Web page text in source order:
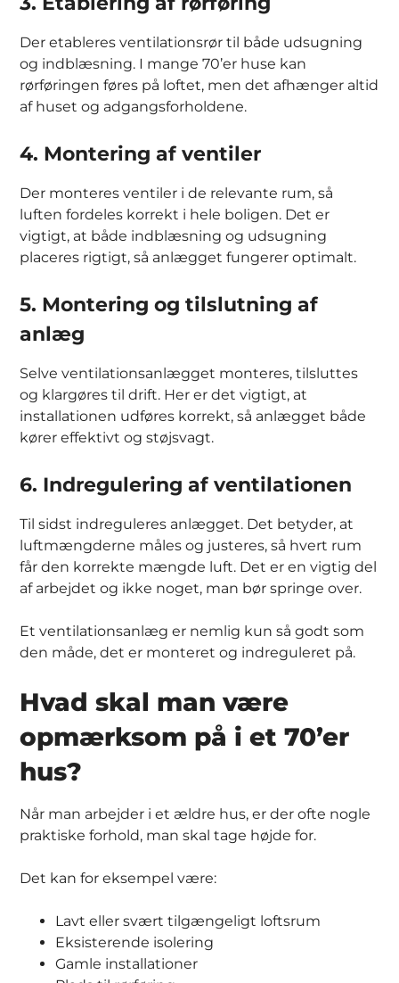
Der etableres ventilationsrør til både udsugning
og indblæsning. I mange 70’er huse kan
rørføringen føres på loftet, men det afhænger altid
af huset og adgangsforholdene.
4. Montering af ventiler
Der monteres ventiler i de relevante rum, så
luften fordeles korrekt i hele boligen. Det er
vigtigt, at både indblæsning og udsugning
placeres rigtigt, så anlægget fungerer optimalt.
5. Montering og tilslutning af
anlæg
Selve ventilationsanlægget monteres, tilsluttes
og klargøres til drift. Her er det vigtigt, at
installationen udføres korrekt, så anlægget både
kører effektivt og støjsvagt.
6. Indregulering af ventilationen
Til sidst indreguleres anlægget. Det betyder, at
luftmængderne måles og justeres, så hvert rum
får den korrekte mængde luft. Det er en vigtig del
af arbejdet og ikke noget, man bør springe over.
Et ventilationsanlæg er nemlig kun så godt som
den måde, det er monteret og indreguleret på.
Hvad skal man være
opmærksom på i et 70’er
hus?
Når man arbejder i et ældre hus, er der ofte nogle
praktiske forhold, man skal tage højde for.
Det kan for eksempel være:
Lavt eller svært tilgængeligt loftsrum
Eksisterende isolering
Gamle installationer